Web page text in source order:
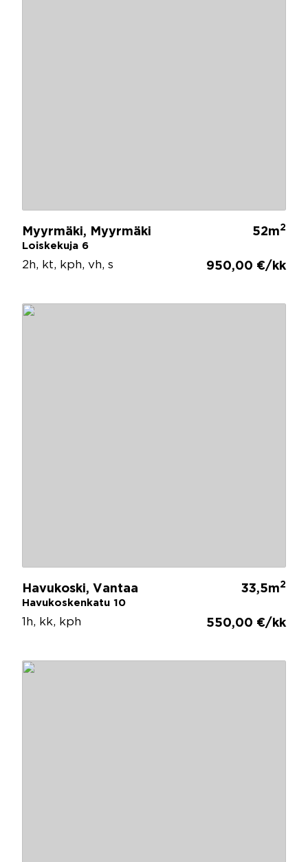
Myyrmäki, Myyrmäki
Loiskekuja 6
52m2
2h, kt, kph, vh, s 950,00 €/kk
Havukoski, Vantaa
Havukoskenkatu 10
33,5m2
1h, kk, kph 550,00 €/kk